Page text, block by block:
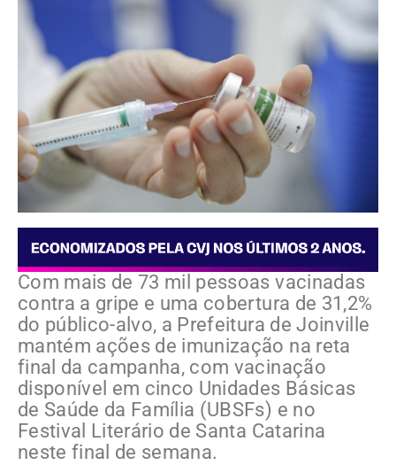
Com mais de 73 mil pessoas vacinadas
contra a gripe e uma cobertura de 31,2%
do público-alvo, a Prefeitura de Joinville
mantém ações de imunização na reta
final da campanha, com vacinação
disponível em cinco Unidades Básicas
de Saúde da Família (UBSFs) e no
Festival Literário de Santa Catarina
neste final de semana.